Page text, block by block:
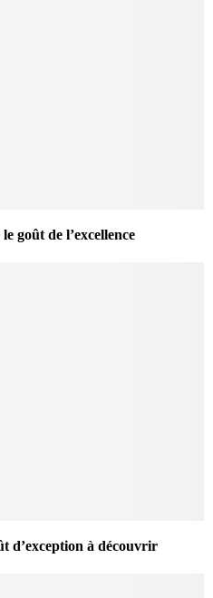
goût de l’excellence
d’exception à découvrir